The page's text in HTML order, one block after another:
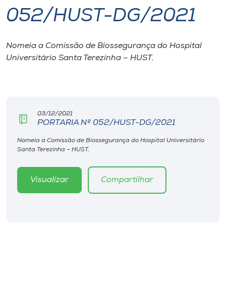
I.nova
Diplomados
CPA
Biblioteca
Editora
052/HUST-DG/2021
Nomeia a Comissão de Biossegurança do Hospital
Universitário Santa Terezinha – HUST.
03/12/2021
PORTARIA Nº 052/HUST-DG/2021
Nomeia a Comissão de Biossegurança do Hospital Universitário
Santa Terezinha – HUST.
Visualizar Compartilhar